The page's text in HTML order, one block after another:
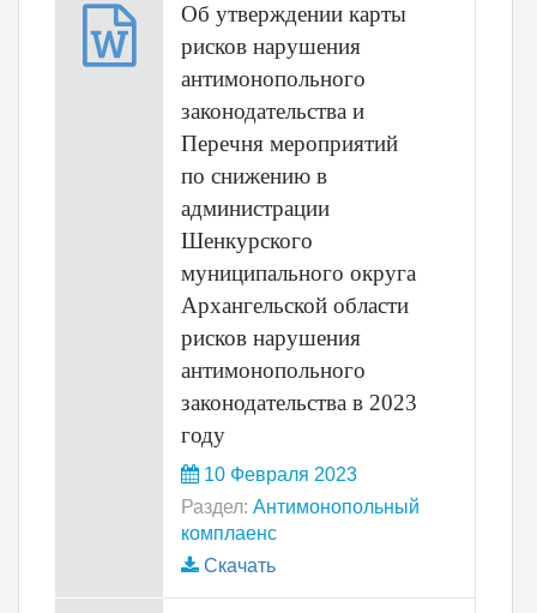
Об утверждении карты
рисков нарушения
антимонопольного
законодательства и
Перечня мероприятий
по снижению в
администрации
Шенкурского
муниципального округа
Архангельской области
рисков нарушения
антимонопольного
законодательства в 2023
году
10 Февраля 2023
Раздел: Антимонопольный
комплаенс
Скачать